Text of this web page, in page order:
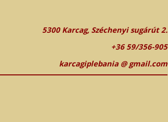
5300 Karcag, Széchenyi sugárút 2.
+36 59/356-905
karcagiplebania @ gmail.com